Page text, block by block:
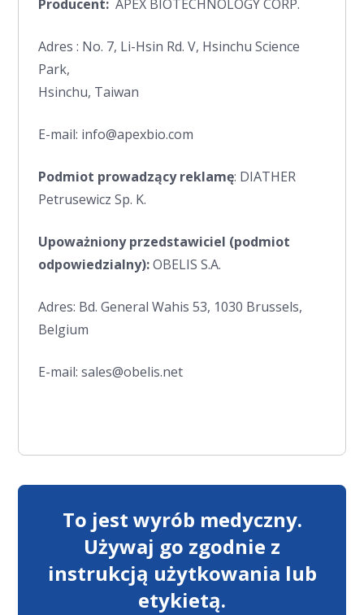
Producent: APEX BIOTECHNOLOGY CORP.
Adres : No. 7, Li-Hsin Rd. V, Hsinchu Science
Park,
Hsinchu, Taiwan
E-mail: info@apexbio.com
Podmiot prowadzący reklamę: DIATHER
Petrusewicz Sp. K.
Upoważniony przedstawiciel (podmiot
odpowiedzialny):OBELIS S.A.
Adres: Bd. General Wahis 53, 1030 Brussels,
Belgium
E-mail: sales@obelis.net
To jest wyrób medyczny.
Używaj go zgodnie z
instrukcją użytkowania lub
etykietą.